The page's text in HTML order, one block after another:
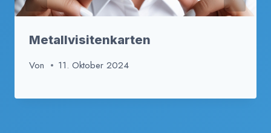
Metallvisitenkarten
Von 11. Oktober 2024